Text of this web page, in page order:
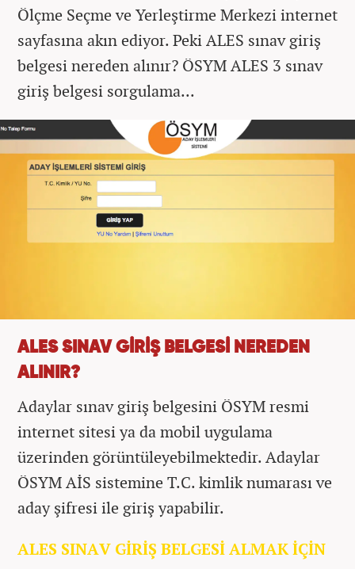
Ölçme Seçme ve Yerleştirme Merkezi internet
sayfasına akın ediyor. Peki ALES sınav giriş
belgesi nereden alınır? ÖSYM ALES 3 sınav
giriş belgesi sorgulama...
ALES SINAV GİRİŞ BELGESİ NEREDEN
ALINIR?
Adaylar sınav giriş belgesini ÖSYM resmi
internet sitesi ya da mobil uygulama
üzerinden görüntüleyebilmektedir. Adaylar
ÖSYM AİS sistemine T.C. kimlik numarası ve
aday şifresi ile giriş yapabilir.
ALES SINAV GİRİŞ BELGESİ ALMAK İÇİN